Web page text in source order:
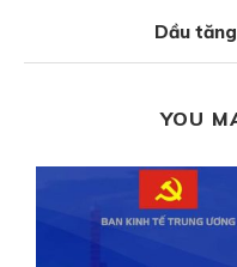
Dầu
YOU